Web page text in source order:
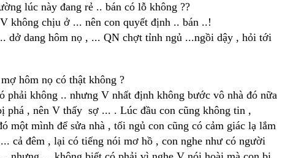
lúc này đang rẻ .. bán có lỗ không ??
không chịu ở ... nên con quyết định .. bán ..!
dở dang hôm nọ , ... QNchợt tỉnh ngủ ...ngồi dậy , hỏi tới
mợhôm nọ có thật không ?
phải không .. nhưng V nhất định không bước vô nhà đó nữa
phá , nên V thấy sợ ... . Lúc đầu con cũng không tin ,
một mình để sửa nhà , tối ngủ con cũng có cảmgiác lạ lắm
cả đêm , lại có tiếng nói mơ hồ , con nghe như có người